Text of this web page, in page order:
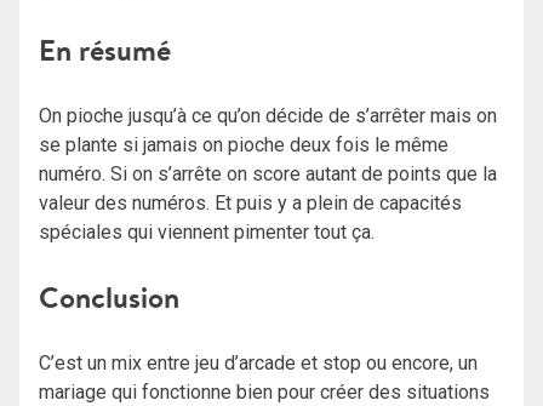
En résumé
On pioche jusqu’à ce qu’on décide de s’arrêter mais on
se plante si jamais on pioche deux fois le même
numéro. Si on s’arrête on score autant de points que la
valeur des numéros. Et puis y a plein de capacités
spéciales qui viennent pimenter tout ça.
Conclusion
C’est un mix entre jeu d’arcade et stop ou encore, un
mariage qui fonctionne bien pour créer des situations